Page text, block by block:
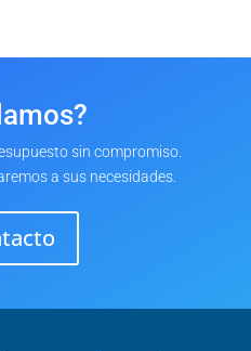
sin compromiso.
a sus necesidades.